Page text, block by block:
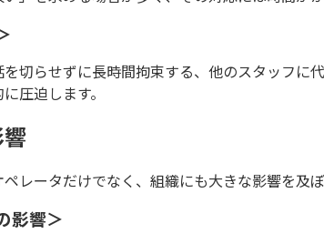
切らせずに長時間拘束する、他のスタッフに
圧迫します。
レータだけでなく、組織にも大きな影響を及ぼ
影響＞